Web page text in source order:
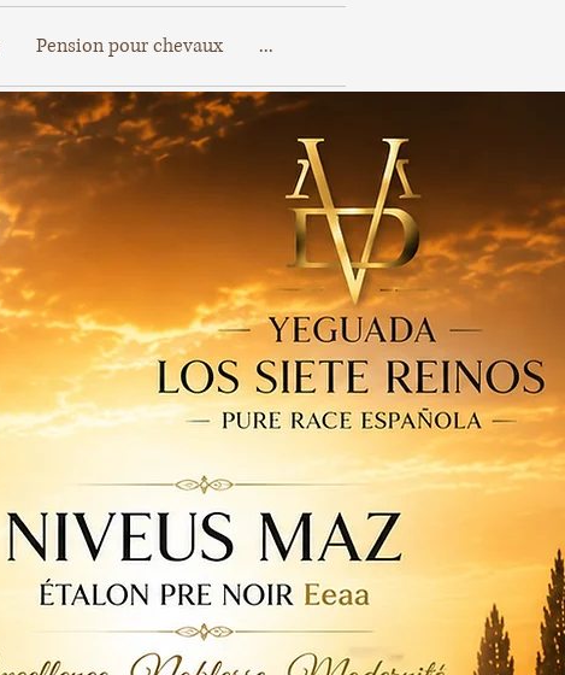
Pension pour chevaux ...